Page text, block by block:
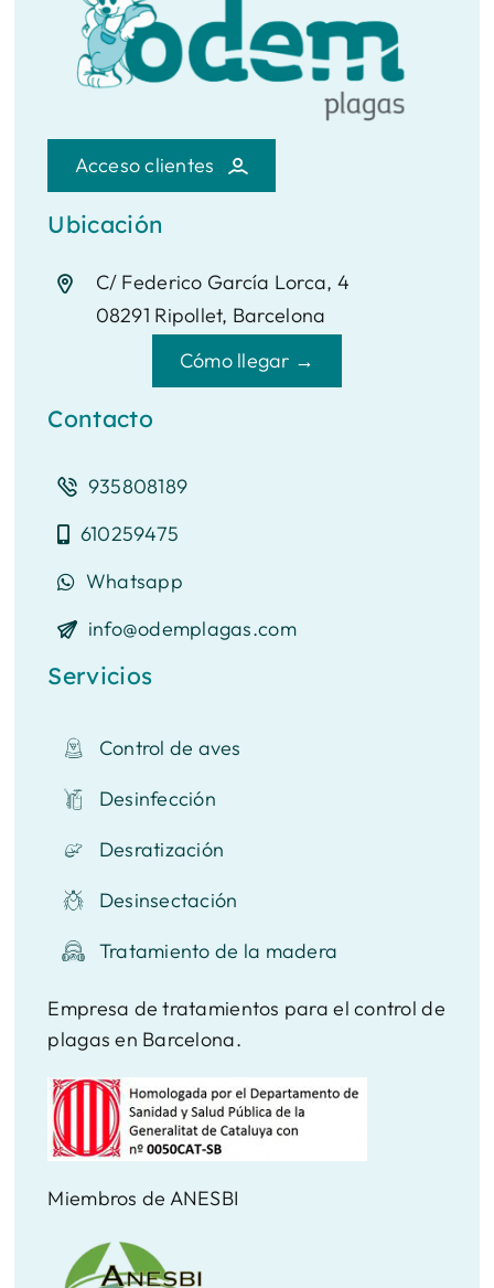
Acceso clientes
Ubicación
C/ Federico García Lorca, 4
08291 Ripollet, Barcelona
Cómo llegar →
Contacto
935808189
610259475
Whatsapp
info@odemplagas.com
Servicios
Control de aves
Desinfección
Desratización
Desinsectación
Tratamiento de la madera
Empresa de tratamientos para el control de
plagas en Barcelona.
Miembros de ANESBI